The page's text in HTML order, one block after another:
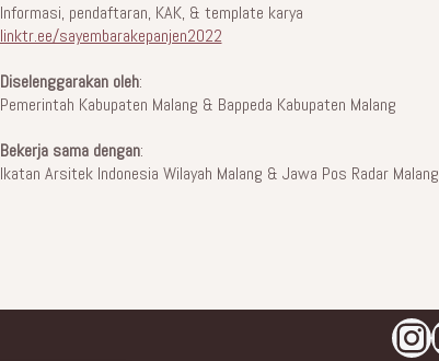
Informasi, pendaftaran, KAK, & template karya
linktr.ee/sayembarakepanjen2022
Diselenggarakan oleh:
Pemerintah Kabupaten Malang & Bappeda Kabupaten Malang
Bekerja sama dengan:
Ikatan Arsitek Indonesia Wilayah Malang & Jawa Pos Radar Malang